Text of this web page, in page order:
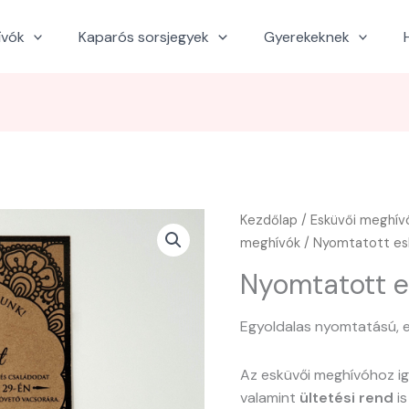
Kaparós sorsjegyek Gyerekeknek
Kezdőlap /Esküvői
meghívók / Nyomtatott
Nyomtatott
Egyoldalas nyomtatású,
Az esküvői meghívóhoz
valamint ültetési rend